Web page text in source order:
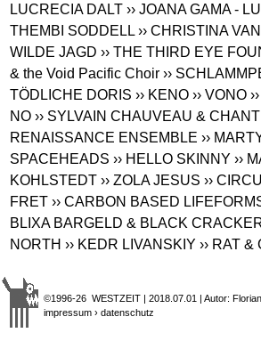
LUCRECIA DALT ›› JOANA GAMA -
THEMBI SODDELL ›› CHRISTINA
WILDE JAGD ›› THE THIRD EYE
& the Void Pacific Choir ››
TÖDLICHE DORIS ›› KENO ›› VONO
NO ›› SYLVAIN CHAUVEAU &
RENAISSANCE ENSEMBLE ››
SPACEHEADS ›› HELLO SKINNY ››
KOHLSTEDT ›› ZOLA JESUS ››
FRET ›› CARBON BASED
BLIXA BARGELD & BLACK
NORTH ›› KEDR LIVANSKIY ›› RAT &
©1996-26 WESTZEIT | 2018.07.01 | Autor:
impressum › datenschutz